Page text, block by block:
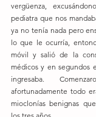
vergüenza,
pediatra que nos
ya no tenía nada pero
lo que le ocurría,
móvil y salió de la
médicos y en segundos
ingresaba.
afortunadamente todo
mioclonías benignas